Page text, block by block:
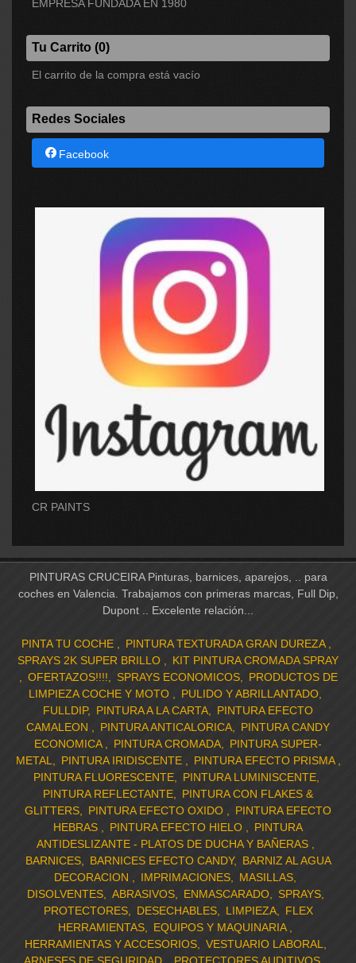
EMPRESA FUNDADA EN 1980
Tu Carrito (0)
El carrito de la compra está vacío
Redes Sociales
Facebook
CR PAINTS
PINTURAS CRUCEIRA Pinturas, barnices, aparejos, .. para
coches en Valencia. Trabajamos con primeras marcas, Full Dip,
Dupont .. Excelente relación...
PINTA TU COCHE
PINTURA TEXTURADA GRAN DUREZA
SPRAYS 2K SUPER BRILLO
KIT PINTURA CROMADA SPRAY
OFERTAZOS!!!!
SPRAYS ECONOMICOS
PRODUCTOS DE
LIMPIEZA COCHE Y MOTO
PULIDO Y ABRILLANTADO
FULLDIP
PINTURA A LA CARTA
PINTURA EFECTO
CAMALEON
PINTURA ANTICALORICA
PINTURA CANDY
ECONOMICA
PINTURA CROMADA
PINTURA SUPER-
METAL
PINTURA IRIDISCENTE
PINTURA EFECTO PRISMA
PINTURA FLUORESCENTE
PINTURA LUMINISCENTE
PINTURA REFLECTANTE
PINTURA CON FLAKES &
GLITTERS
PINTURA EFECTO OXIDO
PINTURA EFECTO
HEBRAS
PINTURA EFECTO HIELO
PINTURA
ANTIDESLIZANTE - PLATOS DE DUCHA Y BAÑERAS
BARNICES
BARNICES EFECTO CANDY
BARNIZ AL AGUA
DECORACION
IMPRIMACIONES
MASILLAS
DISOLVENTES
ABRASIVOS ENMASCARADO
SPRAYS
PROTECTORES
DESECHABLES LIMPIEZA
FLEX
HERRAMIENTAS
EQUIPOS Y MAQUINARIA
HERRAMIENTAS Y ACCESORIOS
VESTUARIO LABORAL